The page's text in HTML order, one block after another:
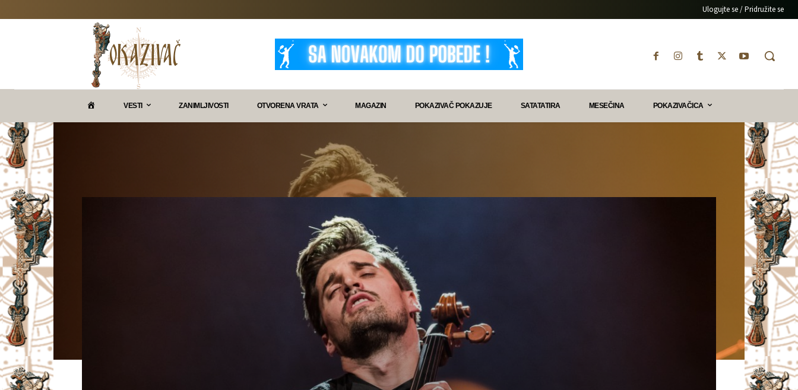
Ulogujte se / Pridružite se
VESTI ZANIMLJIVOSTI OTVORENA VRATA MAGAZIN POKAZIVAČ POKAZUJE SATATATIRA MESEČINA POKAZIVAČICA